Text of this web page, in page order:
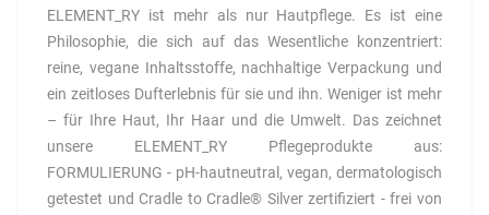
ELEMENT_RY ist mehr als nur Hautpflege. Es ist eine
Philosophie, die sich auf das Wesentliche konzentriert:
reine, vegane Inhaltsstoffe, nachhaltige Verpackung und
ein zeitloses Dufterlebnis für sie und ihn. Weniger ist mehr
– für Ihre Haut, Ihr Haar und die Umwelt. Das zeichnet
unsere ELEMENT_RY Pflegeprodukte aus:
FORMULIERUNG - pH-hautneutral, vegan, dermatologisch
getestet und Cradle to Cradle® Silver zertifiziert - frei von